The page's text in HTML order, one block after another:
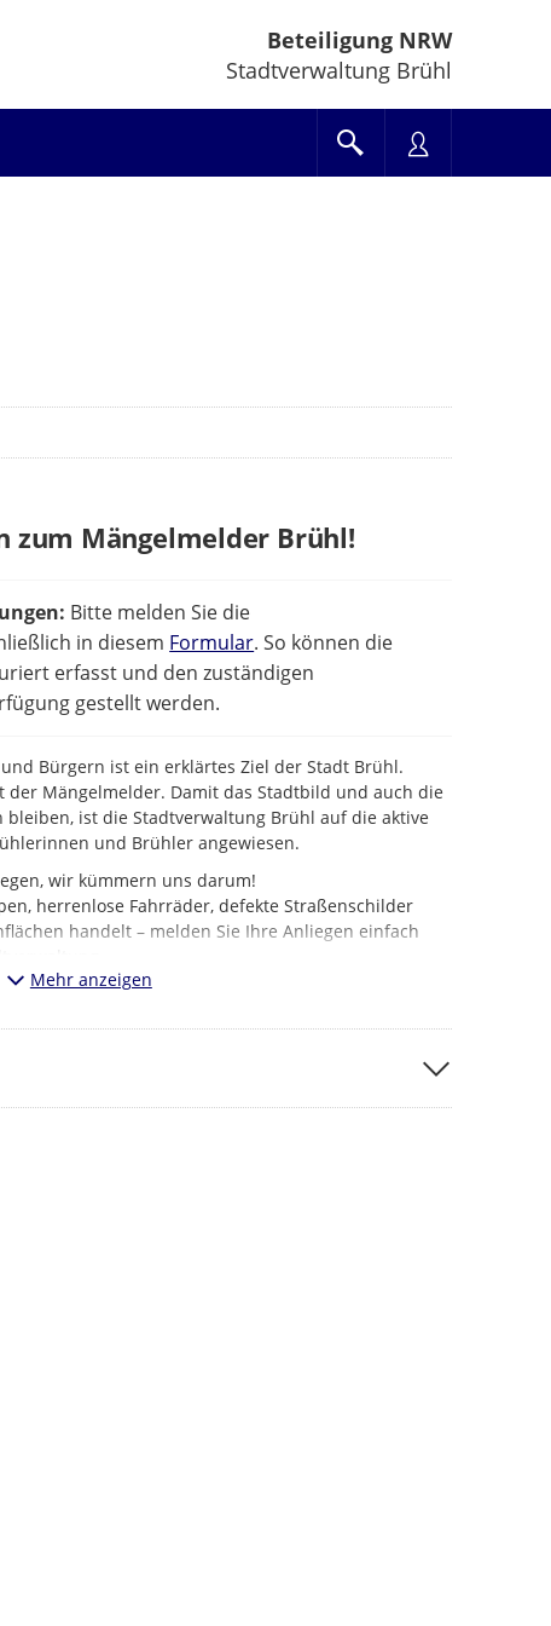
Beteiligung NRW
Stadtverwaltung Brühl
zum Mängelmelder Brühl!
Bitte melden Sie die
in diesem Formular. So können die
erfasst und den zuständigen
gestellt werden.
Bürgern ist ein erklärtes Ziel der Stadt Brühl.
der Mängelmelder. Damit das Stadtbild und auch die
ist die Stadtverwaltung Brühl auf die aktive
und Brühler angewiesen.
wir kümmern uns darum!
herrenlose Fahrräder, defekte Straßenschilder
handelt – melden Sie Ihre Anliegen einfach
Mehr anzeigen